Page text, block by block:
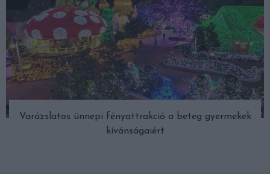
Varázslatos ünnepi fényattrakció a beteg gyermekek
kívánságaiért